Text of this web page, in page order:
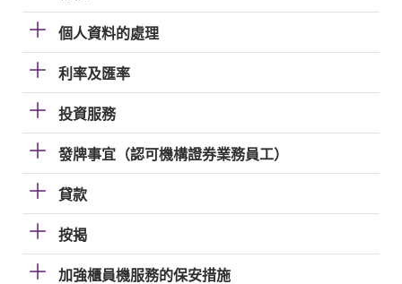
個人資料的處理
利率及匯率
投資服務
發牌事宜（認可機構證券業務員工）
貸款
按揭
加強櫃員機服務的保安措施